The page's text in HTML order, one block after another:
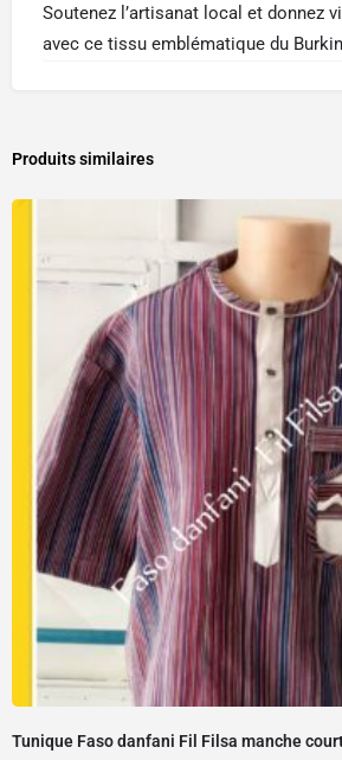
Soutenez l’artisanat local et donnez
avec ce tissu emblématique du
Produits similaires
Tunique Faso danfani Fil Filsa manche